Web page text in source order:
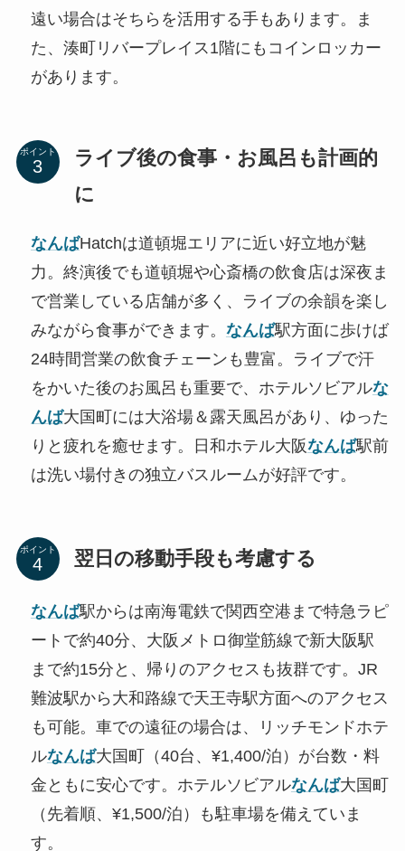
遠い場合はそちらを活用する手もあります。ま
た、湊町リバープレイス1階にもコインロッカー
があります。
ポイント
ライブ後の食事・お風呂も計画的
に
なんばHatchは道頓堀エリアに近い好立地が魅
力。終演後でも道頓堀や心斎橋の飲食店は深夜ま
で営業している店舗が多く、ライブの余韻を楽し
みながら食事ができます。 なんば駅方面に歩けば
24時間営業の飲食チェーンも豊富。ライブで汗
をかいた後のお風呂も重要で、ホテルソビアルな
んば大国町には大浴場＆露天風呂があり、ゆった
りと疲れを癒せます。日和ホテル大阪なんば駅前
は洗い場付きの独立バスルームが好評です。
ポイント 翌日の移動手段も考慮する
なんば駅からは南海電鉄で関西空港まで特急ラピ
ートで約40分、大阪メトロ御堂筋線で新大阪駅
まで約15分と、帰りのアクセスも抜群です。JR
難波駅から大和路線で天王寺駅方面へのアクセス
も可能。車での遠征の場合は、リッチモンドホテ
ルなんば大国町（40台、¥1,400/泊）が台数・料
金ともに安心です。ホテルソビアルなんば大国町
（先着順、¥1,500/泊）も駐車場を備えていま
す。